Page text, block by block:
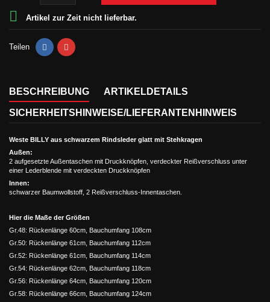
 Artikel zur Zeit nicht lieferbar.
Teilen
BESCHREIBUNG ARTIKELDETAILS
SICHERHEITSHINWEISE/LIEFERANTENHINWEIS
Weste BILLY aus schwarzem Rindsleder glatt mit Stehkragen
Außen:
2 aufgesetzte Außentaschen mit Druckknöpfen, verdeckter Reißverschluss unter
einer Lederblende mit verdeckten Druckknöpfen
Innen:
schwarzer Baumwollstoff, 2 Reißverschluss-Innentaschen.
Hier die Maße der Größen
Gr.48: Rückenlänge 60cm, Bauchumfang 108cm
Gr.50: Rückenlänge 61cm, Bauchumfang 112cm
Gr.52: Rückenlänge 61cm, Bauchumfang 114cm
Gr.54: Rückenlänge 62cm, Bauchumfang 118cm
Gr.56: Rückenlänge 64cm, Bauchumfang 120cm
Gr.58: Rückenlänge 66cm, Bauchumfang 124cm